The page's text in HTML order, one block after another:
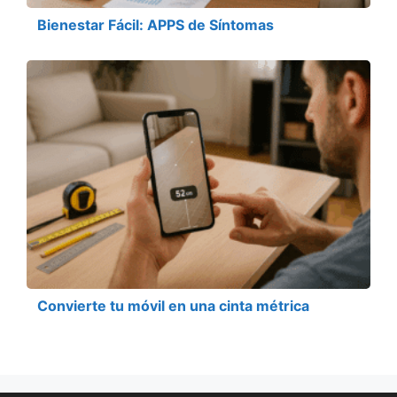
Bienestar Fácil: APPS de Síntomas
Convierte tu móvil en una cinta métrica